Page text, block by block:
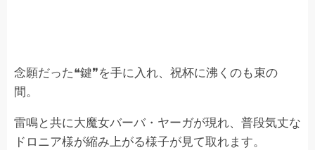
念願だった❝鍵❞を手に入れ、祝杯に沸くのも束の
間。
雷鳴と共に大魔女バーバ・ヤーガが現れ、普段気丈な
ドロニア様が縮み上がる様子が見て取れます。